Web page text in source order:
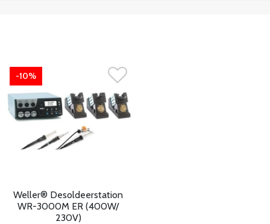
-10%
Weller® Desoldeerstation
WR-3000M ER (400W/
230V)